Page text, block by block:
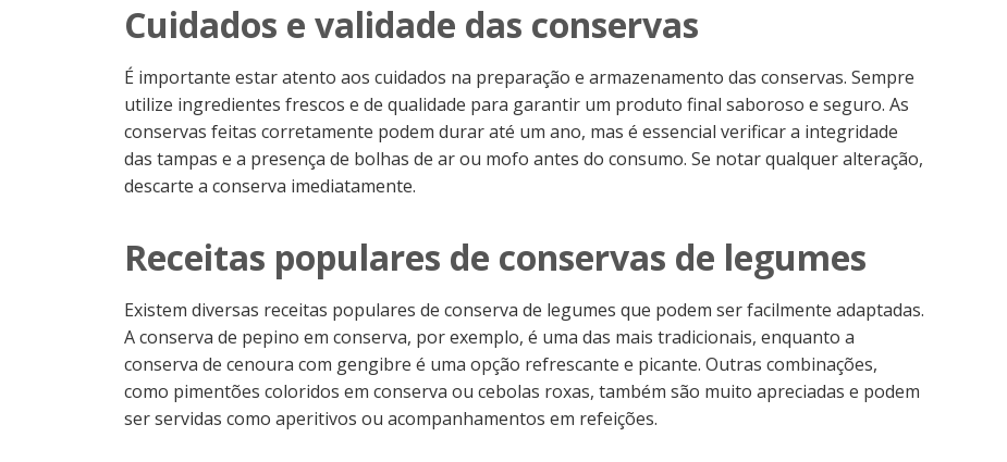
Cuidados e validade das conservas
É importante estar atento aos cuidados na preparação e armazenamento das conservas. Sempre
utilize ingredientes frescos e de qualidade para garantir um produto final saboroso e seguro. As
conservas feitas corretamente podem durar até um ano, mas é essencial verificar a integridade
das tampas e a presença de bolhas de ar ou mofo antes do consumo. Se notar qualquer alteração,
descarte a conserva imediatamente.
Receitas populares de conservas de legumes
Existem diversas receitas populares de conserva de legumes que podem ser facilmente adaptadas.
A conserva de pepino em conserva, por exemplo, é uma das mais tradicionais, enquanto a
conserva de cenoura com gengibre é uma opção refrescante e picante. Outras combinações,
como pimentões coloridos em conserva ou cebolas roxas, também são muito apreciadas e podem
ser servidas como aperitivos ou acompanhamentos em refeições.